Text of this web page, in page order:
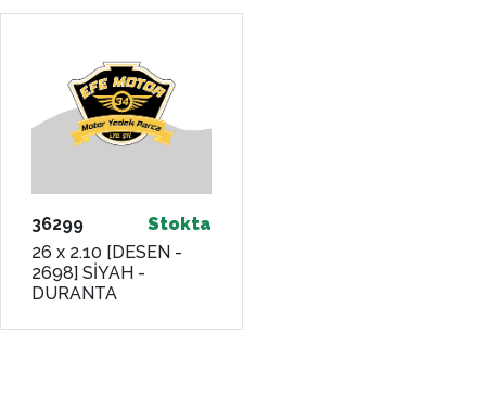
36299
Stokta
26 x 2.10 [DESEN -
2698] SİYAH -
DURANTA